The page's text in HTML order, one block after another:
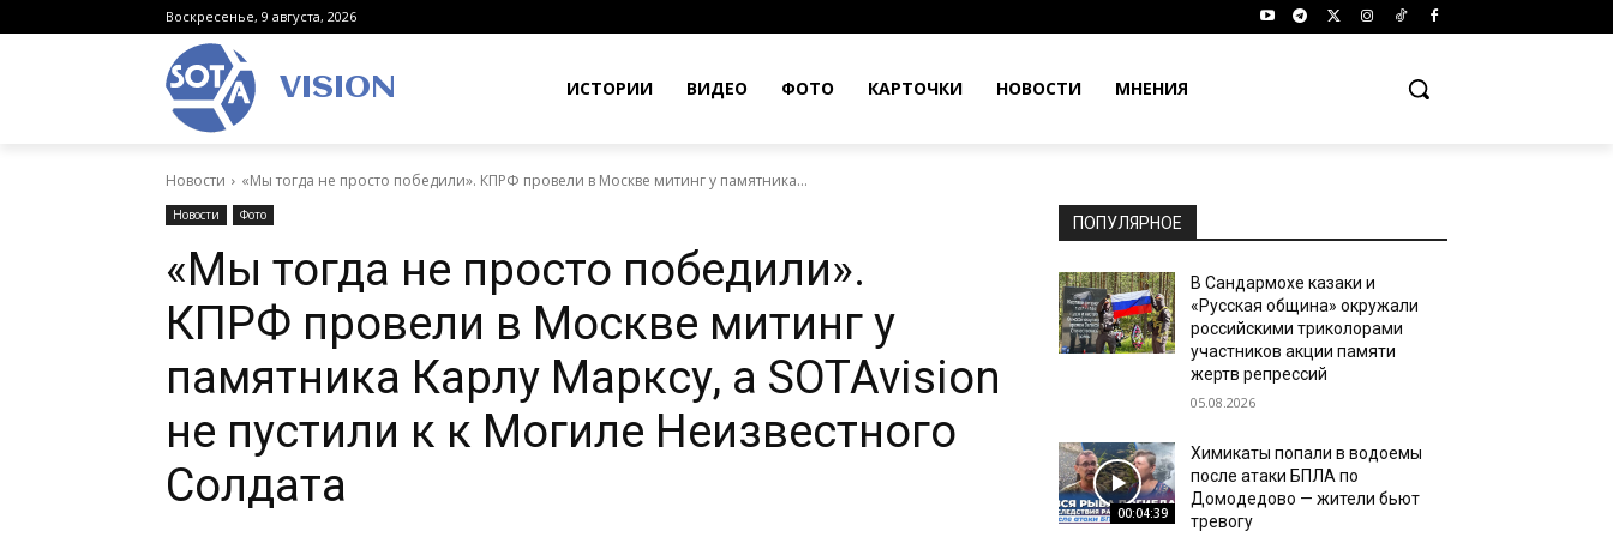
Воскресенье, 9 августа, 2026
VISION ИСТОРИИ ВИДЕО ФОТО КАРТОЧКИ НОВОСТИ МНЕНИЯ
Новости «Мы тогда не просто победили». КПРФ провели в Москве митинг у памятника...
Новости Фото
«Мы тогда не просто победили».
КПРФ провели в Москве митинг у
памятника Карлу Марксу, а SOTAvision
не пустили к к Могиле Неизвестного
Солдата
ПОПУЛЯРНОЕ
В Сандармохе казаки и
«Русская община» окружали
российскими триколорами
участников акции памяти
жертв репрессий
05.08.2026
00:04:39
Химикаты попали в водоемы
после атаки БПЛА по
Домодедово — жители бьют
тревогу